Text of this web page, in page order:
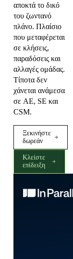
αποκτά το δικό
του ζωντανό
πλάνο. Πλαίσιο
που μεταφέρεται
σε κλήσεις,
παραδόσεις και
αλλαγές ομάδας.
Τίποτα δεν
χάνεται ανάμεσα
σε AE, SE και
CSM.
Ξεκινήστε
δωρεάν
Κλείστε
επίδειξη